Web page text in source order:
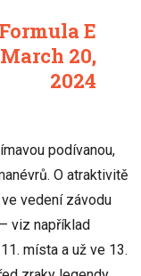
E
March 20,
2024
podívanou,
O atraktivitě
vedení závodu
viz například
místa a už ve 13.